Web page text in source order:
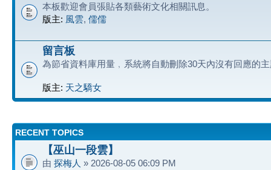
本板歡迎會員張貼各類藝術文化相關訊息。
版主: 風雲, 儒儒
留言板
為節省資料庫用量﹐系統將自動刪除30天內沒有回應的
版主: 天之驕女
RECENT TOPICS
【巫山一段雲】
由 探梅人 » 2026-08-05 06:09 PM